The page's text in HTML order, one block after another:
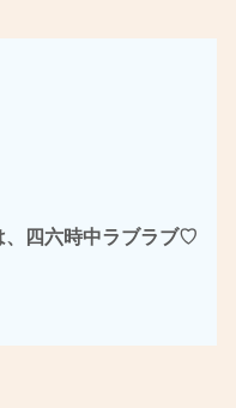
、四六時中ラブラブ♡